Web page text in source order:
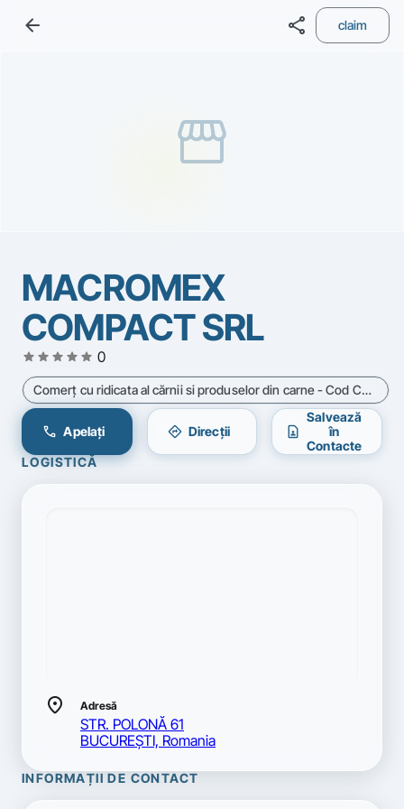
arrow_back share claim
storefront
MACROMEX
COMPACT SRL
star star star star star 0
Comerţ cu ridicata al cărnii si produselor din carne - Cod CAEN 4632
call Apelați directions Direcții contact_page
Salvează
în
Contacte
LOGISTICĂ
location_on Adresă
STR. POLONĂ 61
BUCUREŞTI, Romania
INFORMAȚII DE CONTACT